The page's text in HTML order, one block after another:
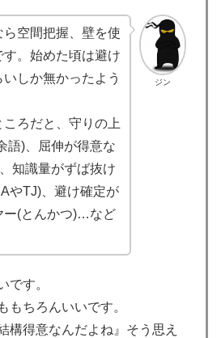
ジン
空間把握、壁を使
す。始めた頃は避け
しか無かったよう
ろだと、守りの上
語)、屈伸が得意な
知識量がずば抜け
やTJ)、避け確定が
ー(とんかつ)…など
です。
もちろんいいです。
構得意なんだよね』そう思え